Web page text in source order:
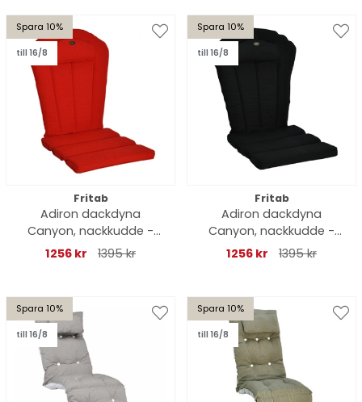
Spara 10%
till 16/8
Fritab
Adiron dackdyna
Canyon, nackkudde -
röd struktur
1256 kr 1395 kr
Spara 10%
till 16/8
Fritab
Adiron dackdyna
Canyon, nackkudde -
svart struktur
1256 kr 1395 kr
Spara 10%
till 16/8
Spara 10%
till 16/8